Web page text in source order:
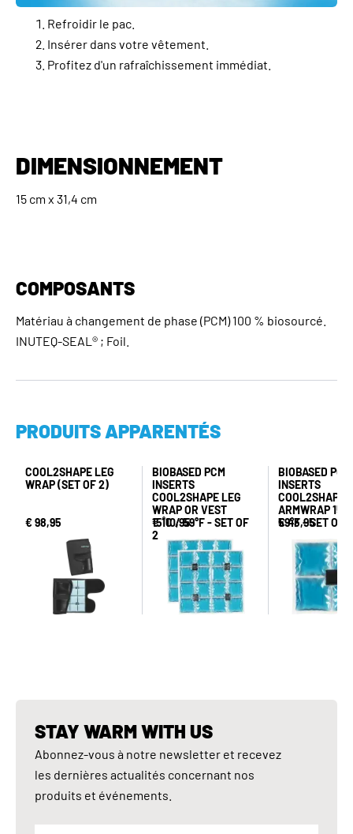
Refroidir le pac.
Insérer dans votre vêtement.
Profitez d'un rafraîchissement immédiat.
DIMENSIONNEMENT
15 cm x 31,4 cm
COMPOSANTS
Matériau à changement de phase (PCM) 100 % biosourcé.
INUTEQ-SEAL® ; Foil.
PRODUITS APPARENTÉS
COOL2SHAPE LEG
WRAP (SET OF 2)
€ 98,95
BIOBASED PCM
INSERTS
COOL2SHAPE LEG
WRAP OR VEST
15˚C / 59°F - SET OF
2
€ 110,95
BIOBASED PCM
INSERTS
COOL2SHAPE
ARMWRAP
59°F - SET OF 2
€ 43,95
STAY WARM WITH US
Abonnez-vous à notre newsletter et recevez
les dernières actualités concernant nos
produits et événements.